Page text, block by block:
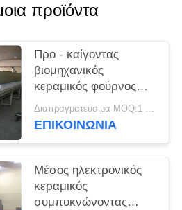
προϊόντα
Προ - καίγοντας
βιομηχανικός
κεραμικός φούρνος
Debinding
Διαπραγματεύσιμα MOQ:1 σύνολο
ΕΠΙΚΟΙΝΩΝΙΑ
Μέσος ηλεκτρονικός
κεραμικός
συμπυκνώνοντας